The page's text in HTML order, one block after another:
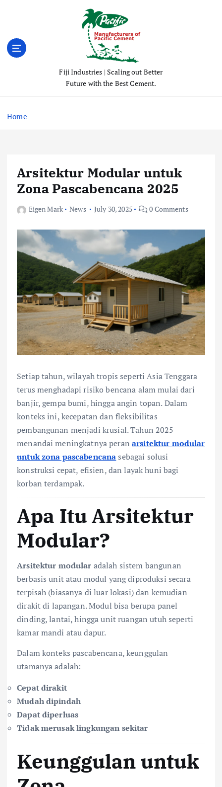
n
Fiji Industries | Scaling out Better
Future with the Best Cement.
Home
Arsitektur Modular untuk
Zona Pascabencana 2025
Eigen Mark News July 30, 2025 0 Comments
Setiap tahun, wilayah tropis seperti Asia Tenggara
terus menghadapi risiko bencana alam mulai dari
banjir, gempa bumi, hingga angin topan. Dalam
konteks ini, kecepatan dan fleksibilitas
pembangunan menjadi krusial. Tahun 2025
menandai meningkatnya peranarsitektur modular
untuk zona pascabencanasebagai solusi
konstruksi cepat, efisien, dan layak huni bagi
korban terdampak.
Apa Itu Arsitektur
Modular?
Arsitektur modular adalah sistem bangunan
berbasis unit atau modul yang diproduksi secara
terpisah (biasanya di luar lokasi) dan kemudian
dirakit di lapangan. Modul bisa berupa panel
dinding, lantai, hingga unit ruangan utuh seperti
kamar mandi atau dapur.
Dalam konteks pascabencana, keunggulan
utamanya adalah:
Cepat dirakit
Mudah dipindah
Dapat diperluas
Tidak merusak lingkungan sekitar
Keunggulan untuk